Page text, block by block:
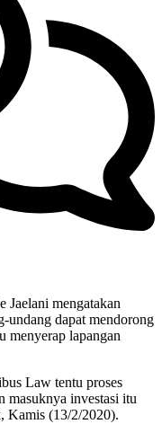
Jaelani mengatakan
undang dapat mendorong
menyerap lapangan
Law tentu proses
masuknya investasi itu
Kamis (13/2/2020).